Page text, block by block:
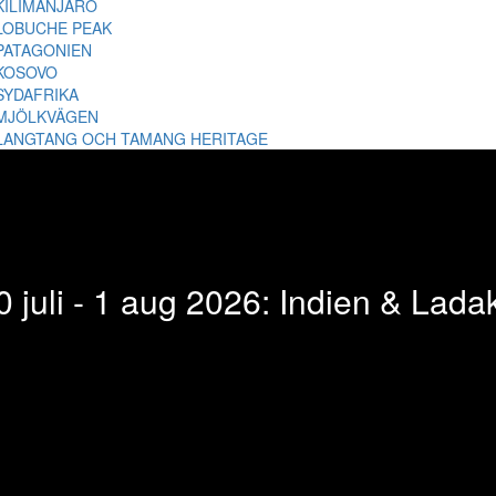
PEAK
OCH TAMANG HERITAGE
juli - 1 aug 2026: Indien &